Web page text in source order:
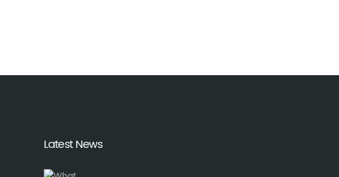
Latest News